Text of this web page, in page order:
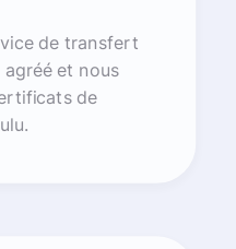
de transfert
agréé et nous
de